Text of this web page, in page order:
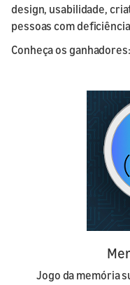
design, usabilidade,
pessoas com
Conheça os ganhadores:
Jogo da memória